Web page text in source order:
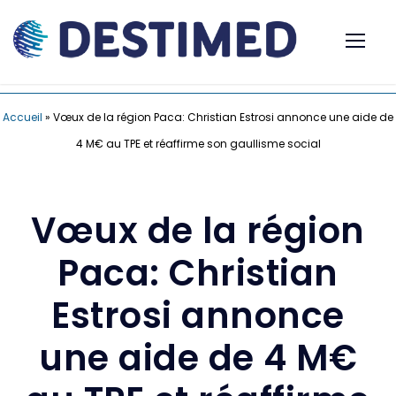
Accueil » Vœux de la région Paca: Christian Estrosi annonce une aide de
4 M€ au TPE et réaffirme son gaullisme social
Vœux de la région
Paca: Christian
Estrosi annonce
une aide de 4 M€